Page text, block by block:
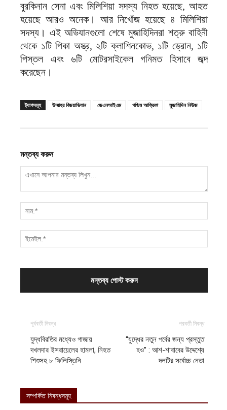
বুরকিনান সেনা এবং মিলিশিয়া সদস্য নিহত হয়েছে, আহত
হয়েছে আরও অনেক। আর নিখোঁজ হয়েছে ৪ মিলিশিয়া
সদস্য। এই অভিযানগুলো শেষে মুজাহিদিনরা শত্রু বাহিনী
থেকে ১টি পিকা অস্ত্র, ২টি ক্লাশিনকোভ, ১টি ড্রোন, ১টি
পিস্তল এবং ৬টি মোটরসাইকেল গনিমত হিসাবে জব্দ
করেছেন।
ট্যাগসমূহ উম্মাহর বিজয়াভিযান জেএনআইএম পশ্চিম আফ্রিকা মুজাহিদিন নিউজ
মন্তব্য করুন
পূর্ববর্তী নিবন্ধ
যুদ্ধবিরতির মধ্যেও গাজায়
দখলদার ইসরায়েলের হামলা, নিহত
শিশুসহ ৮ ফিলিস্তিনি
পরবর্তী নিবন্ধ
“যুদ্ধের নতুন পর্বের জন্য প্রস্তুত
হও” : আশ-শাবাবের উদ্দেশ্যে
দলটির সর্বোচ্চ নেতা
সম্পর্কিত নিবন্ধসমূহ